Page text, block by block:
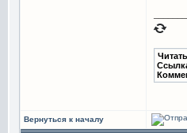
Вернуться к началу